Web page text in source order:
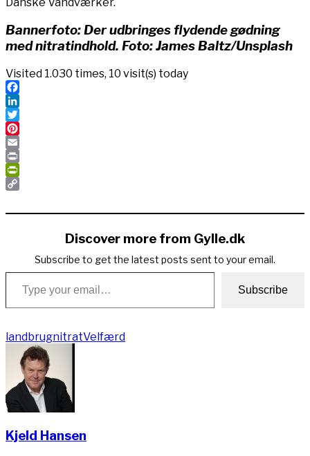
Bannerfoto: Der udbringes flydende gødning
med nitratindhold. Foto: James Baltz/Unsplash
Visited 1.030 times, 10 visit(s) today
Facebook
LinkedIn
Twitter
Pinterest
Email
Print
PrintFriendly
Link
Discover more from Gylle.dk
Subscribe to get the latest posts sent to your email.
Type your email…
Subscribe
landbrugnitratVelfærd
Kjeld Hansen